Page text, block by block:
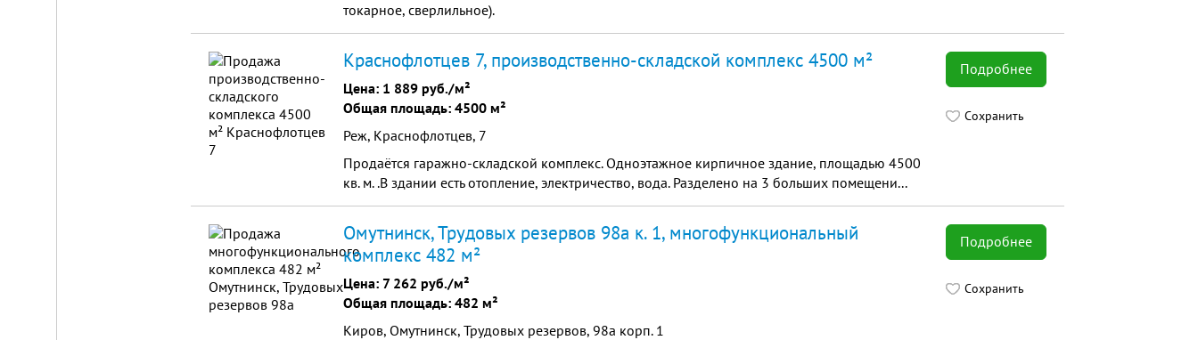
токарное, сверлильное).
Подробнее
Сохранить
Краснофлотцев 7, производственно-складской комплекс 4500 м²
Цена: 1 889 руб./м²
Общая площадь: 4500 м²
Реж, Краснофлотцев, 7
Продаётся гаражно-складской комплекс. Одноэтажное кирпичное здание, площадью 4500
кв. м. .В здании есть отопление, электричество, вода. Разделено на 3 больших помещени...
Подробнее
Сохранить
Омутнинск, Трудовых резервов 98а к. 1, многофункциональный
комплекс 482 м²
Цена: 7 262 руб./м²
Общая площадь: 482 м²
Киров, Омутнинск, Трудовых резервов, 98а корп. 1